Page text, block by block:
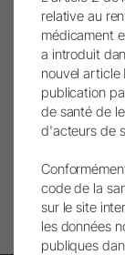
relative au
médicament
a introduit
nouvel article
publication
de santé de
d'acteurs de
code de la
sur le site
les données
publiques